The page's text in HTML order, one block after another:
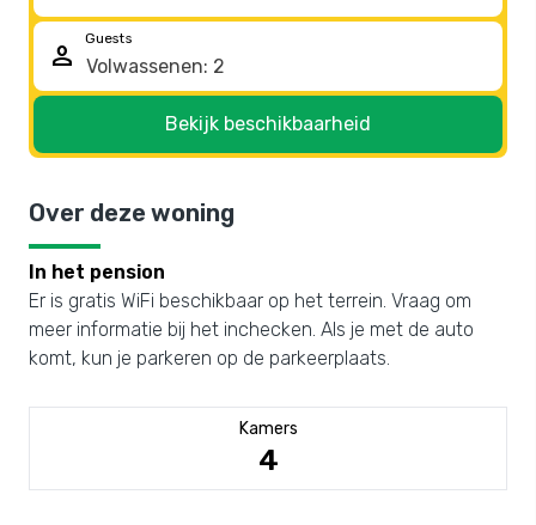
person
Guests
Bekijk beschikbaarheid
Over deze woning
In het pension
Er is gratis WiFi beschikbaar op het terrein. Vraag om
meer informatie bij het inchecken. Als je met de auto
komt, kun je parkeren op de parkeerplaats.
Kamers
4